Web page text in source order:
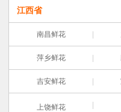
江西省
南昌鲜花
萍乡鲜花
吉安鲜花
上饶鲜花